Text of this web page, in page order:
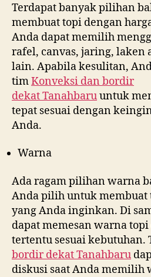
Terdapat banyak pilihan
membuat topi dengan
Anda dapat memilih
rafel, canvas, jaring, laken
lain. Apabila kesulitan,
timKonveksi dan bordir
dekatTanahbaruuntuk
tepat sesuai dengan
Anda.
Warna
Ada ragam pilihan warna
Anda pilih untuk membuat
yang Anda inginkan. Di
dapat memesan warna
tertentu sesuai kebutuhan.
bordir dekatTanahbaru
diskusi saat Anda memilih